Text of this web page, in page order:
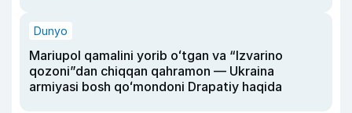
Dunyo
Mariupol qamalini yorib oʻtgan va “Izvarino
qozoni”dan chiqqan qahramon — Ukraina
armiyasi bosh qoʻmondoni Drapatiy haqida